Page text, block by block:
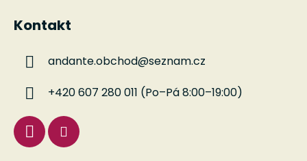
v
y
Kontakt
andante.obchod@seznam.cz
+420 607 280 011 (Po–Pá 8:00–19:00)